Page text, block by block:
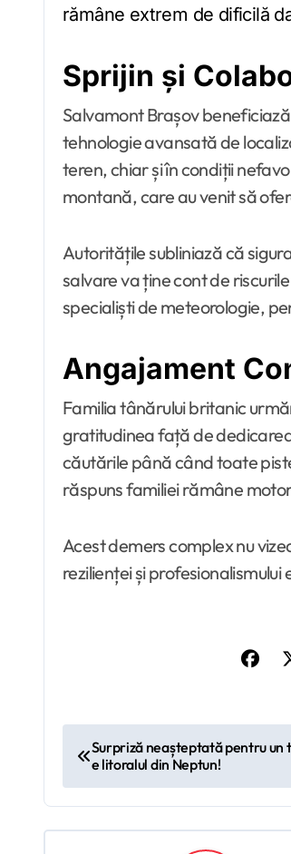
rămâne extrem de dificilă
Sprijin și
Salvamont Brașov
tehnologie avansată de
teren, chiar și în condiții
montană, care au venit să
Autoritățile subliniază că
salvare va ține cont de
specialiști de meteorologie,
Angajament
Familia tânărului britanic
gratitudinea față de
căutările până când toate
răspuns familiei rămâne
Acest demers complex nu
rezilienței și
N
a
v
Surpriză neașteptată pentru un
e litoralul din Neptun!